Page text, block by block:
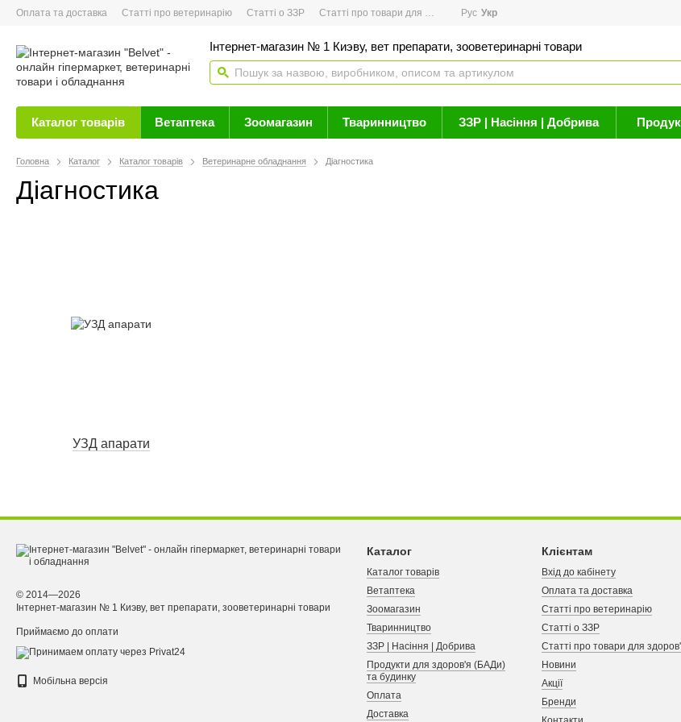
Оплата та доставка Статті про ветеринарію Статті о ЗЗР Статті про товари для здоров'я Новини
Рус Укр
Інтернет-магазин № 1 Киэву, вет препарати, зооветеринарні товари
Каталог товарів Ветаптека Зоомагазин Тваринництво ЗЗР | Насіння | Добрива
Головна Каталог Каталог товарів Ветеринарне обладнання Діагностика
Діагностика
УЗД апарати
© 2014—2026
Інтернет-магазин № 1 Киэву, вет препарати, зооветеринарні товари
Приймаємо до оплати
Мобільна версія
Каталог
Каталог товарів
Ветаптека
Зоомагазин
Тваринництво
ЗЗР | Насіння | Добрива
Продукти для здоров'я (БАДи)
та будинку
Оплата
Доставка
Клієнтам
Вхід до кабінету
Оплата та доставка
Статті про ветеринарію
Статті о ЗЗР
Статті про товари для
Новини
Акції
Бренди